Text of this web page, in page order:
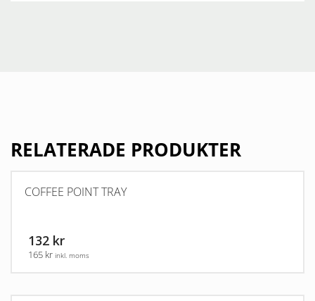
RELATERADE PRODUKTER
COFFEE POINT TRAY
132 kr
165 kr inkl. moms